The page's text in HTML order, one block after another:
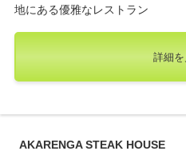
地にある優雅なレストラン
詳細
AKARENGA STEAK HOUSE